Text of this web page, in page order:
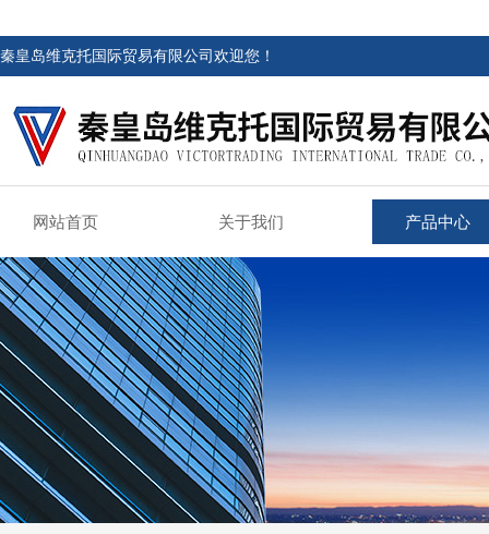
秦皇岛维克托国际贸易有限公司欢迎您！
网站首页 关于我们 产品中心